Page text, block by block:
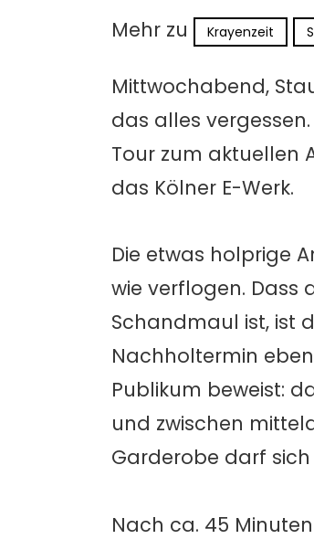
Mehr zu Krayenzeit
Mittwochabend,
das alles
Tour zum aktuellen
das Kölner E-Werk.
Die etwas holprige
wie verflogen. Dass
Schandmaul ist, ist
Nachholtermin
Publikum beweist:
und zwischen
Garderobe darf
Nach ca. 45